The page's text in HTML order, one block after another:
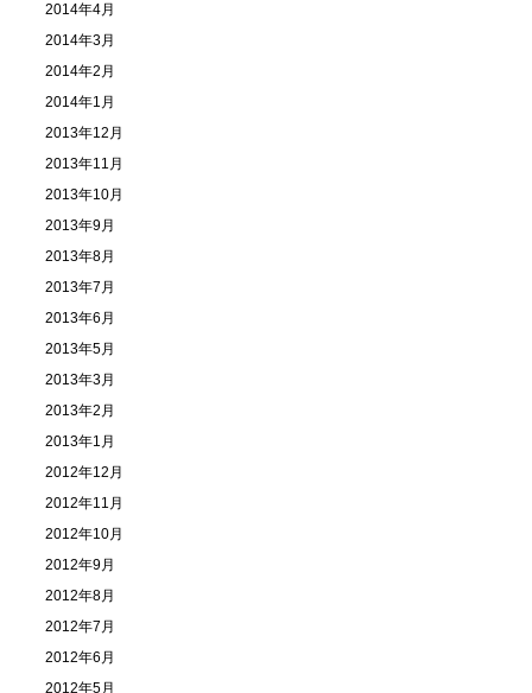
2014年4月
2014年3月
2014年2月
2014年1月
2013年12月
2013年11月
2013年10月
2013年9月
2013年8月
2013年7月
2013年6月
2013年5月
2013年3月
2013年2月
2013年1月
2012年12月
2012年11月
2012年10月
2012年9月
2012年8月
2012年7月
2012年6月
2012年5月